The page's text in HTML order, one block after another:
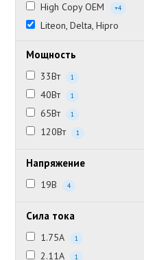
High Copy OEM +4
Liteon, Delta, Hipro
Мощность
33Вт 1
40Вт 1
65Вт 1
120Вт 1
Напряжение
19В 4
Сила тока
1.75А 1
2.11А 1